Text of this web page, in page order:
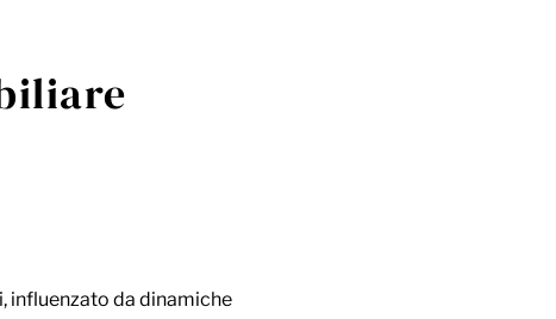
influenzato da dinamiche